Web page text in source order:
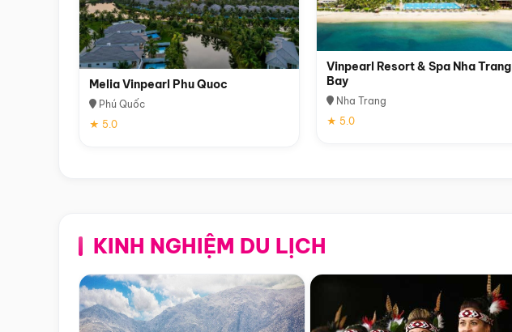
Melia Vinpearl Phu Quoc
Phú Quốc
★ 5.0
Vinpearl Resort & Spa Nha Trang
Bay
Nha Trang
★ 5.0
KINH NGHIỆM DU LỊCH